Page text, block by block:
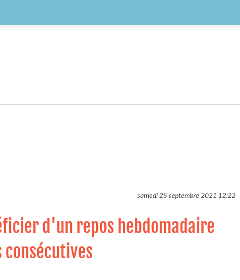
samedi 25 septembre 2021 12:22
d'un repos hebdomadaire